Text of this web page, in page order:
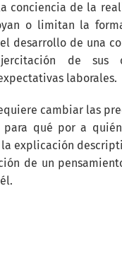
conciencia de la
o limitan la
desarrollo de una
de sus
laborales.
cambiar las
qué por a
la explicación
de un